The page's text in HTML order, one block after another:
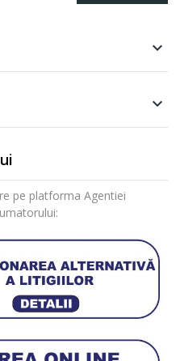


pe platforma Agentiei